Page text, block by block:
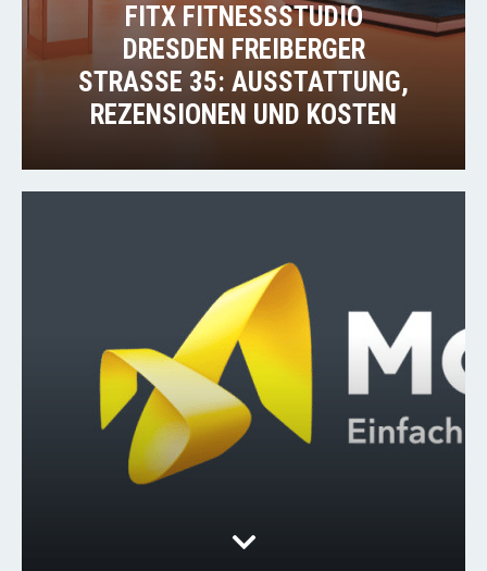
FITX FITNESSSTUDIO
DRESDEN FREIBERGER
STRASSE 35: AUSSTATTUNG, R
EZENSIONEN UND KOSTEN